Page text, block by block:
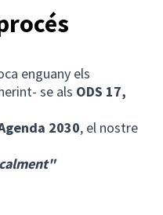
enguany els
se als ODS 17,
2030, el nostre